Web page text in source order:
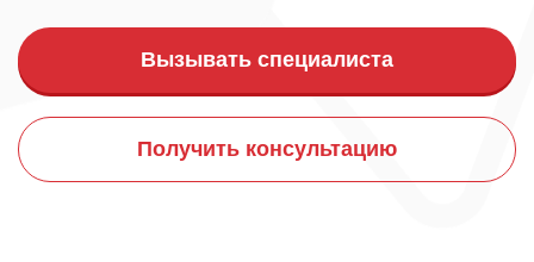
Вызывать специалиста
Получить консультацию